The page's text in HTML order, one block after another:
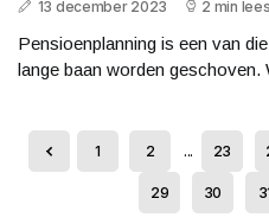
13 december 2023 2 min
Pensioenplanning is een van
lange baan worden geschoven.
1 2 ... 23
29 30